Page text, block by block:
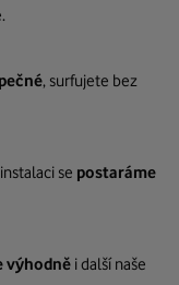
, surfujete bez
se postaráme
výhodně i další naše